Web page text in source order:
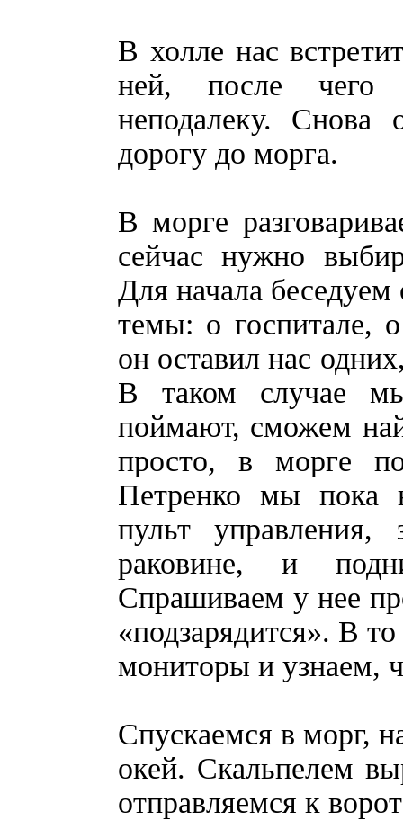
В холле нас
ней, после чего
неподалеку. Снова
дорогу до морга.
В морге
сейчас нужно
Для начала беседуем
темы: о госпитале,
он оставил нас
В таком случае
поймают, сможем
просто, в морге
Петренко мы пока
пульт управления,
раковине, и
Спрашиваем у нее
«подзарядится». В
мониторы и узнаем,
Спускаемся в морг,
окей. Скальпелем
отправляемся к